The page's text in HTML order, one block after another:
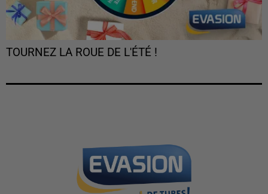
TOURNEZ LA ROUE DE L'ÉTÉ !